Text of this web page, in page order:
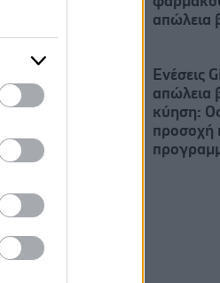
απώλεια
Ενέσεις
απώλεια
κύηση:
προσοχή